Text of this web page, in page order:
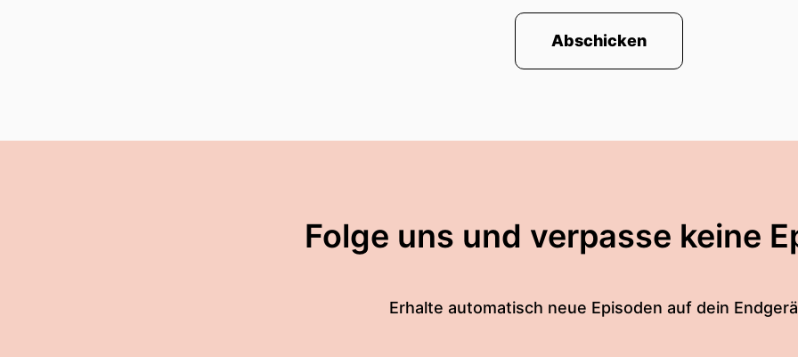
Abschicken
Folge uns und verpasse keine
Erhalte automatisch neue Episoden auf dein